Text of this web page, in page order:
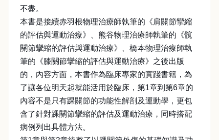
不盡。
本書是接續赤羽根物理治療師執筆的《肩關節攣縮
的評估與運動治療》、熊谷物理治療師執筆的《髖
關節攣縮的評估與運動治療》、橋本物理治療師執
筆的《膝關節攣縮的評估與運動治療》之後出版
的，內容方面，本書作為臨床專家的實踐書籍，為
了讓各位明天起就能活用於臨床，第1章到第6章的
內容不是只有踝關節的功能性解剖及運動學，更包
含了針對踝關節攣縮的評估及運動治療，同時搭配
病例列出具體方法。